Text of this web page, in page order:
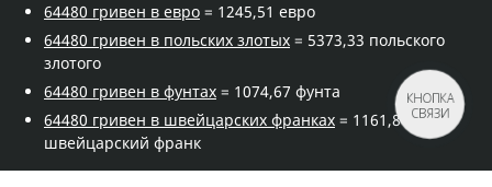
64480 гривен в евро = 1245,51 евро
64480 гривен в польских злотых = 5373,33 польского
злотого
64480 гривен в фунтах = 1074,67 фунта
64480 гривен в швейцарских франках = 1161,8
швейцарский франк
КНОПКА
СВЯЗИ